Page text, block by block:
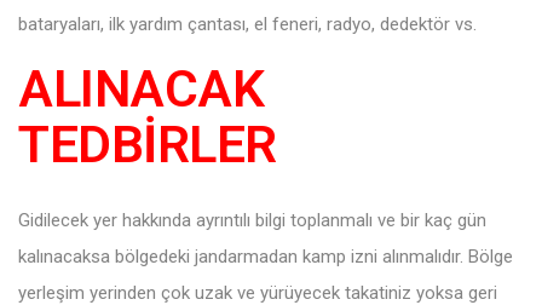
bataryaları, ilk yardım çantası, el feneri, radyo, dedektör vs.
ALINACAK
TEDBİRLER
Gidilecek yer hakkında ayrıntılı bilgi toplanmalı ve bir kaç gün
kalınacaksa bölgedeki jandarmadan kamp izni alınmalıdır. Bölge
yerleşim yerinden çok uzak ve yürüyecek takatiniz yoksa geri